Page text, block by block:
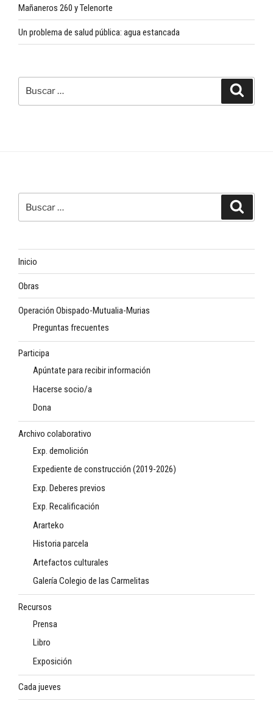
Mañaneros 260 y Telenorte
Un problema de salud pública: agua estancada
Inicio
Obras
Operación Obispado-Mutualia-Murias
Preguntas frecuentes
Participa
Apúntate para recibir información
Hacerse socio/a
Dona
Archivo colaborativo
Exp. demolición
Expediente de construcción (2019-2026)
Exp. Deberes previos
Exp. Recalificación
Ararteko
Historia parcela
Artefactos culturales
Galería Colegio de las Carmelitas
Recursos
Prensa
Libro
Exposición
Cada jueves